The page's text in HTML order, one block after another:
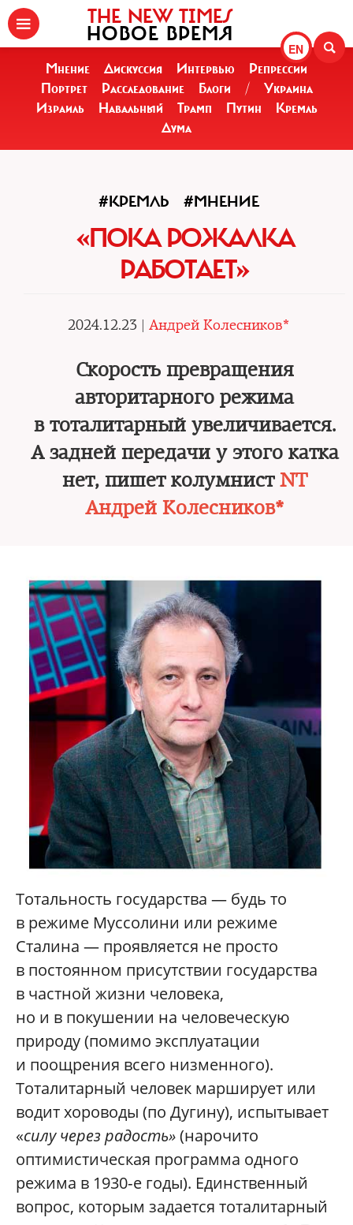
EN
THE NEW TIMES
НОВОЕ ВРЕМЯ
Мнение Дискуссия Интервью
Репрессии
Портрет
Расследование Блоги /
Украина
Израиль
Навальный Трамп Путин
Кремль
Дума
#КРЕМЛЬ #МНЕНИЕ
«ПОКА РОЖАЛКА
РАБОТАЕТ»
2024.12.23 | Андрей Колесников*
Скорость превращения
авторитарного режима
в тоталитарный увеличивается.
А задней передачи у этого катка
нет, пишет колумнистNT
Андрей Колесников*
Тотальность государства — будь то
в режиме Муссолини или режиме
Сталина — проявляется не просто
в постоянном присутствии государства
в частной жизни человека,
но и в покушении на человеческую
природу (помимо эксплуатации
и поощрения всего низменного).
Тоталитарный человек марширует или
водит хороводы (по Дугину), испытывает
«силу через радость»(нарочито
оптимистическая программа одного
режима в 1930‑е годы). Единственный
вопрос, которым задается тоталитарный